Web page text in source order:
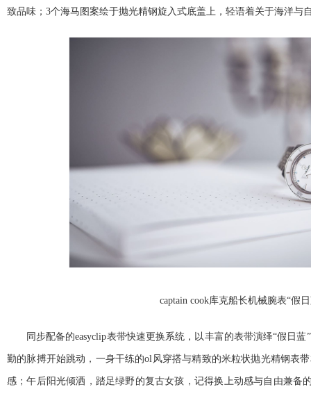
致品味；3个海马图案绘于抛光精钢旋入式底盖上，轻语着关于海洋与
captain cook库克船长机械腕表“假
同步配备的easyclip表带快速更换系统，以丰富的表带演绎“假日
勤的脉搏开始跳动，一身干练的ol风穿搭与精致的米粒状抛光精钢表
感；午后阳光倾洒，踏足绿野的复古女孩，记得换上动感与自由兼备